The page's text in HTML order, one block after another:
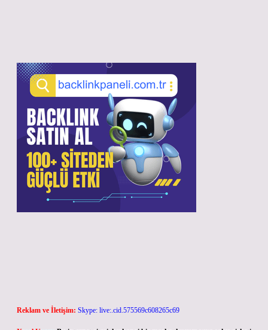
Reklam ve İletişim: Skype: live:.cid.575569c608265c69